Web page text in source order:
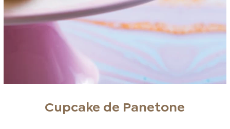
Cupcake de Panetone